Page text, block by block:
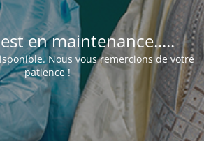
en maintenance.....
Nous vous remercions de votre
patience !